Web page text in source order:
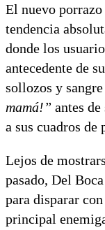
El nuevo
tendencia
donde los
antecedente de
sollozos y
mamá!” antes
a sus cuadros
Lejos de
pasado, Del
para disparar
principal